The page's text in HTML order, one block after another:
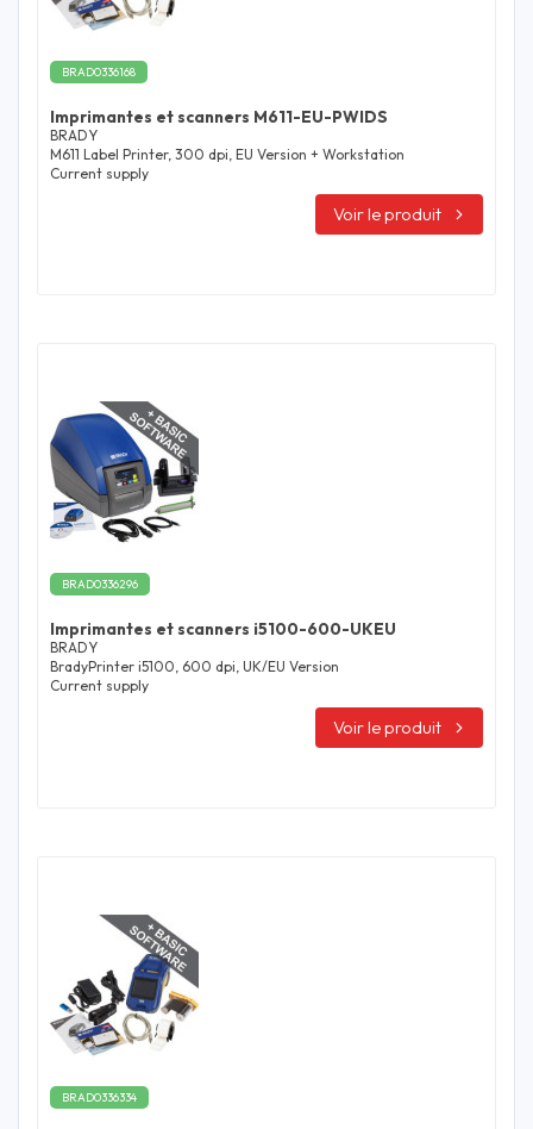
BRAD0336168
Imprimantes et scanners M611-EU-PWIDS
BRADY
M611 Label Printer, 300 dpi, EU Version + Workstation
Current supply
Voir le produit
BRAD0336296
Imprimantes et scanners i5100-600-UKEU
BRADY
BradyPrinter i5100, 600 dpi, UK/EU Version
Current supply
Voir le produit
BRAD0336334